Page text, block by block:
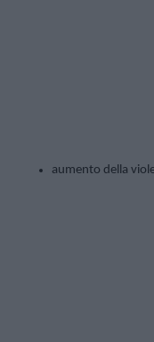
aumento della